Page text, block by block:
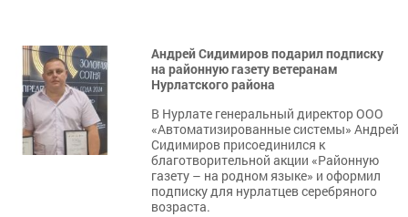
Андрей Сидимиров подарил подписку
на районную газету ветеранам
Нурлатского района
В Нурлате генеральный директор ООО
«Автоматизированные системы» Андрей
Сидимиров присоединился к
благотворительной акции «Районную
газету – на родном языке» и оформил
подписку для нурлатцев серебряного
возраста.